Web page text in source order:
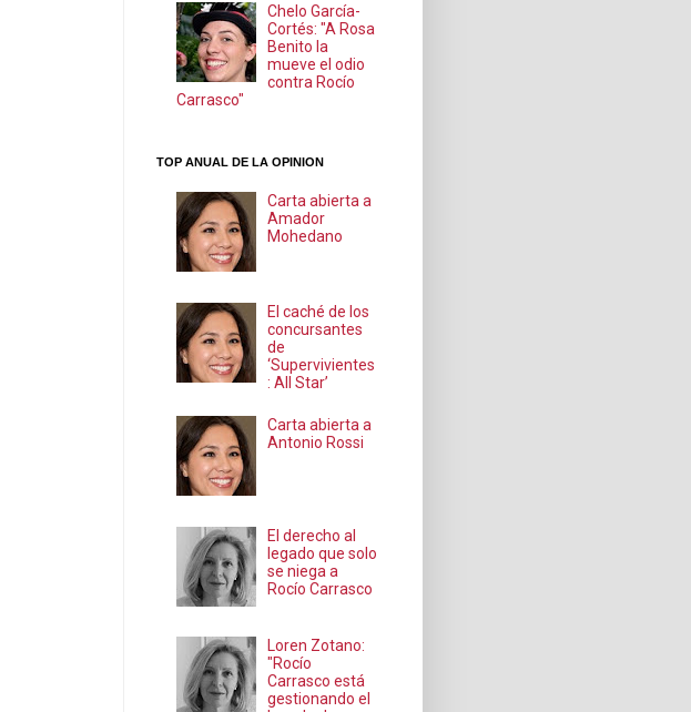
Chelo García-
Cortés: "A Rosa
Benito la
mueve el odio
contra Rocío
Carrasco"
TOP ANUAL DE LA OPINION
Carta abierta a
Amador
Mohedano
El caché de los
concursantes
de
‘Supervivientes
: All Star’
Carta abierta a
Antonio Rossi
El derecho al
legado que solo
se niega a
Rocío Carrasco
Loren Zotano:
"Rocío
Carrasco está
gestionando el